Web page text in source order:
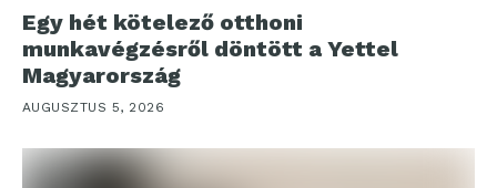
Egy hét kötelező otthoni
munkavégzésről döntött a Yettel
Magyarország
AUGUSZTUS 5, 2026